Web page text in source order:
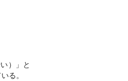
）」と
る。